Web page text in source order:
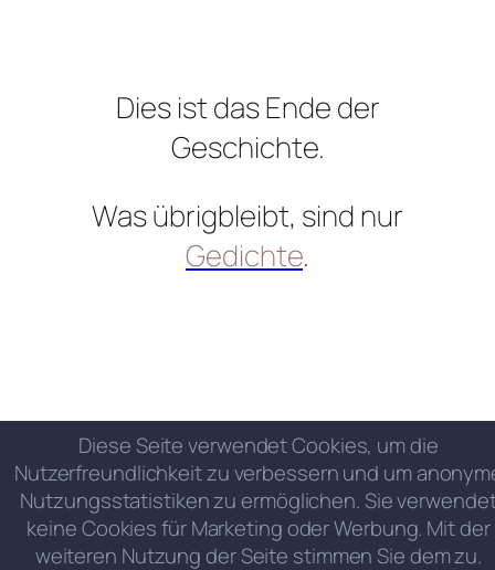
Dies ist das Ende der
Geschichte.
Was übrigbleibt, sind nur
Gedichte.
Diese Seite verwendet Cookies, um die
Nutzerfreundlichkeit zu verbessern und um
Nutzungsstatistiken zu ermöglichen. Sie
keine Cookies für Marketing oder Werbung. Mit der
weiteren Nutzung der Seite stimmen Sie dem zu.